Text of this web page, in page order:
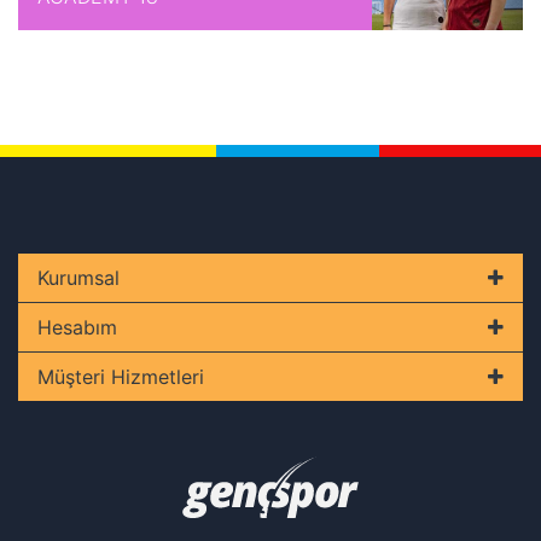
3 x 439,73 TL 1.758,90 TL
Kart Finans
2 x 586,30 TL 1.758,90 TL
Kurumsal
Hesabım
Müşteri Hizmetleri